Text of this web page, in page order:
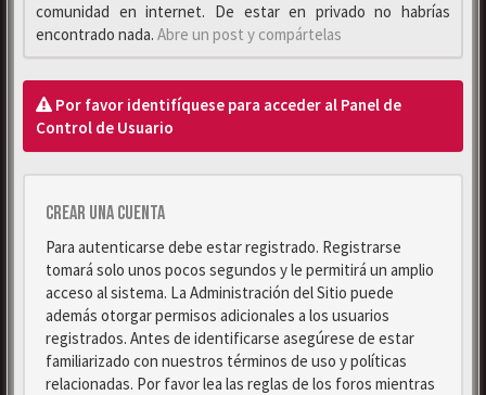
comunidad en internet. De estar en privado no habrías
encontrado nada. Abre un post y compártelas
Por favor identifíquese para acceder al Panel de
Control de Usuario
Crear una cuenta
Para autenticarse debe estar registrado. Registrarse
tomará solo unos pocos segundos y le permitirá un amplio
acceso al sistema. La Administración del Sitio puede
además otorgar permisos adicionales a los usuarios
registrados. Antes de identificarse asegúrese de estar
familiarizado con nuestros términos de uso y políticas
relacionadas. Por favor lea las reglas de los foros mientras